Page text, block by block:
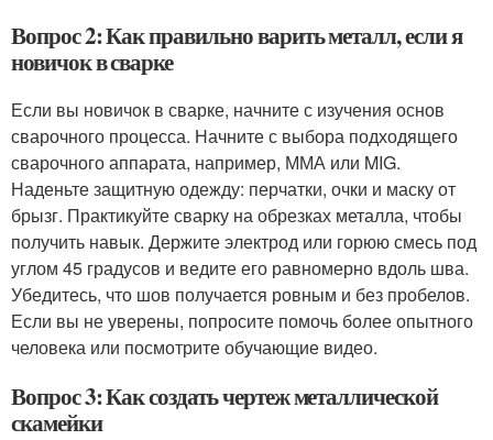
Вопрос 2: Как правильно варить металл, если я
новичок в сварке
Если вы новичок в сварке, начните с изучения основ
сварочного процесса. Начните с выбора подходящего
сварочного аппарата, например, ММА или MIG.
Наденьте защитную одежду: перчатки, очки и маску от
брызг. Практикуйте сварку на обрезках металла, чтобы
получить навык. Держите электрод или горюю смесь под
углом 45 градусов и ведите его равномерно вдоль шва.
Убедитесь, что шов получается ровным и без пробелов.
Если вы не уверены, попросите помочь более опытного
человека или посмотрите обучающие видео.
Вопрос 3: Как создать чертеж металлической
скамейки